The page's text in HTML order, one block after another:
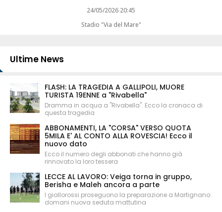
24/05/2026 20:45
Stadio "Via del Mare"
Ultime News
FLASH: LA TRAGEDIA A GALLIPOLI, MUORE
TURISTA 19ENNE a "Rivabella"
Dramma in acqua a "Rivabella". Ecco la cronaca di
questa tragedia
ABBONAMENTI, LA "CORSA" VERSO QUOTA
5MILA E' AL CONTO ALLA ROVESCIA! Ecco il
nuovo dato
Ecco il numero degli abbonati che hanno già
rinnovato la loro tessera
LECCE AL LAVORO: Veiga torna in gruppo,
Berisha e Maleh ancora a parte
I giallorossi proseguono la preparazione a Martignano:
domani nuova seduta mattutina